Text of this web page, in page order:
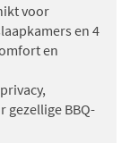
voor
en 4
en
gezellige BBQ-